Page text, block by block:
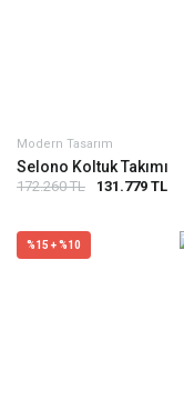
Modern Tasarım
Selono Koltuk Takımı
172.260 TL 131.779 TL
%15 + %10